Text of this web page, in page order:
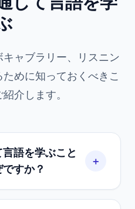
ャブラリー、リスニン
めに知っておくべきこ
介します。
語を学ぶこと
すか？
+